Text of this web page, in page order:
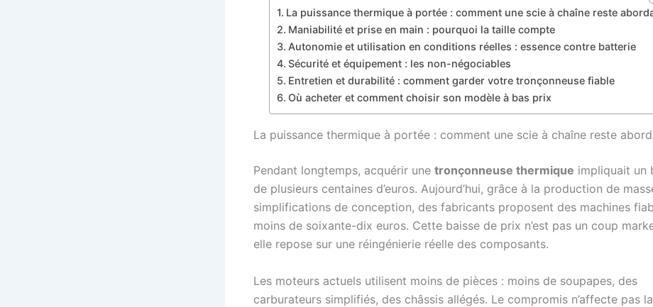
La puissance thermique à portée : comment une scie à chaîne reste
Maniabilité et prise en main : pourquoi la taille compte
Autonomie et utilisation en conditions réelles : essence contre batterie
Sécurité et équipement : les non-négociables
Entretien et durabilité : comment garder votre tronçonneuse fiable
Où acheter et comment choisir son modèle à bas prix
La puissance thermique à portée : comment une scie à chaîne reste
Pendant longtemps, acquérir une tronçonneuse thermique impliquait un
de plusieurs centaines d’euros. Aujourd’hui, grâce à la production de
simplifications de conception, des fabricants proposent des machines
moins de soixante-dix euros. Cette baisse de prix n’est pas un coup
elle repose sur une réingénierie réelle des composants.
Les moteurs actuels utilisent moins de pièces : moins de soupapes, des
carburateurs simplifiés, des châssis allégés. Le compromis n’affecte pas la